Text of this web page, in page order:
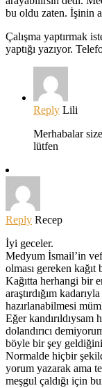
bu oldu zaten. İşinin
Çalışma yaptırmak
yaptığı yazıyor.
Reply Lili
Merhabalar
lütfen
Reply Recep
İyi geceler.
Medyum İsmail’in
olması gereken kağıt
Kağıtta herhangi bir
araştırdığım
hazırlanabilmesi
Eğer kandırıldıysam
dolandırıcı
böyle bir şey
Normalde hiçbir
yorum yazarak ama
meşgul çaldığı için